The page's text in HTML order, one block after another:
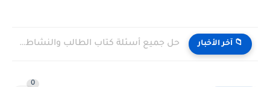
📁 آخر الأخبار حل جميع أسئلة كتاب الطالب والنشاط في الاحياء للصف العاشر...
0